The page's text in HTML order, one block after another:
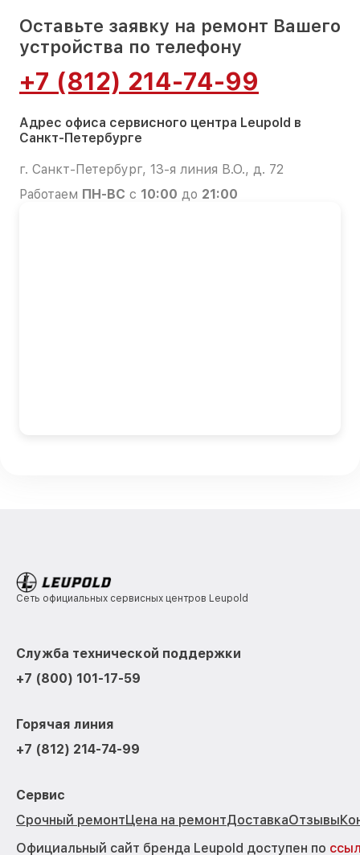
Оставьте заявку на ремонт Вашего
устройства по телефону
+7 (812) 214-74-99
Адрес офиса сервисного центра Leupold в
Санкт-Петербурге
г. Санкт-Петербург, 13-я линия В.О., д. 72
Работаем ПН-ВС с 10:00 до 21:00
Сеть официальных сервисных центров Leupold
Служба технической поддержки
+7 (800) 101-17-59
Горячая линия
+7 (812) 214-74-99
Сервис
Срочный ремонтЦена на ремонтДоставкаОтзывы
Официальный сайт бренда Leupold доступен по